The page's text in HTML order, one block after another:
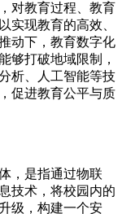
对教育过程、教育
实现教育的高效、
动下，教育数字化
够打破地域限制，
析、人工智能等技
促进教育公平与质
，是指通过物联
技术，将校园内的
级，构建一个安